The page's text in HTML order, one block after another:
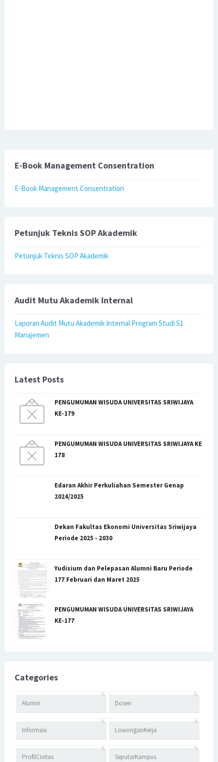
E-Book Management Consentration
E-Book Management Consentration
Petunjuk Teknis SOP Akademik
Petunjuk Teknis SOP Akademik
Audit Mutu Akademik Internal
Laporan Audit Mutu Akademik Internal Program Studi S1
Manajemen
Latest Posts
PENGUMUMAN WISUDA UNIVERSITAS SRIWIJAYA
KE-179
PENGUMUMAN WISUDA UNIVERSITAS SRIWIJAYA KE
178
Edaran Akhir Perkuliahan Semester Genap
2024/2025
Dekan Fakultas Ekonomi Universitas Sriwijaya
Periode 2025 - 2030
Yudisium dan Pelepasan Alumni Baru Periode
177 Februari dan Maret 2025
PENGUMUMAN WISUDA UNIVERSITAS SRIWIJAYA
KE-177
Categories
Alumni Dosen
Informasi LowonganKerja
ProfilCivitas SeputarKampus